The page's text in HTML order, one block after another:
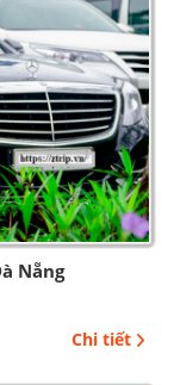
Nẵng
Chi tiết